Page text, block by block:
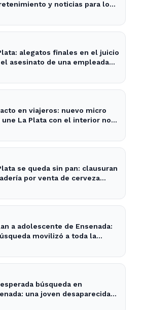
y noticias para los
alegatos finales en el juicio
asesinato de una empleada
en viajeros: nuevo micro
une La Plata con el interior no
se queda sin pan: clausuran
por venta de cerveza
a adolescente de Ensenada:
movilizó a toda la
búsqueda en
una joven desaparecida